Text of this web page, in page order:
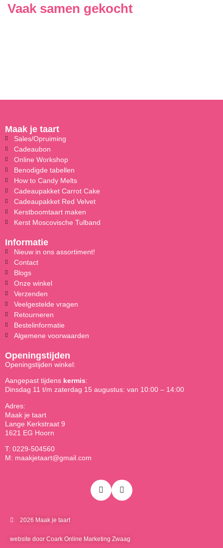
Vaak samen gekocht
Maak je taart
Sales/Opruiming
Cadeaubon
Online Workshop
Benodigde tabellen
How to Candy Melts
Cadeaupakket Carrot Cake
Cadeaupakket Red Velvet
Kerstboomtaart maken
Kerst Moscovische Tulband
Informatie
Nieuw in ons assortiment!
Contact
Blogs
Onze winkel
Verzenden
Veelgestelde vragen
Retourneren
Bestelinformatie
Algemene voorwaarden
Openingstijden
Openingstijden winkel:
Aangepast tijdens kermis:
Dinsdag 11 t/m zaterdag 15 augustus: van 10:00 – 14:00
Adres:
Maak je taart
Lange Kerkstraat 9
1621 EG Hoorn
T: 0229-504560
M: maakjetaart@gmail.com
2026 Maak je taart
website door Coark Online Marketing Zwaag